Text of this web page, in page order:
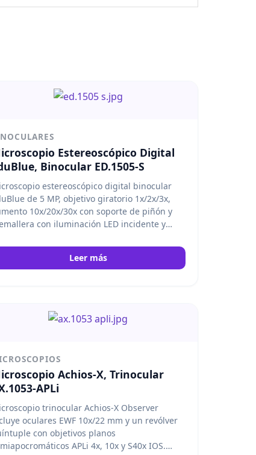
Estereoscópico Digital
Binocular ED.1505-S
estereoscópico digital binocular
de 5 MP, objetivo giratorio 1x/2x/3x,
10x/20x/30x con soporte de piñón y
con iluminación LED incidente y
Leer más
Achios-X, Trinocular
APLi
trinocular Achios-X Observer
oculares EWF 10x/22 mm y un revólver
con objetivos planos
APLi 4x, 10x y S40x IOS.